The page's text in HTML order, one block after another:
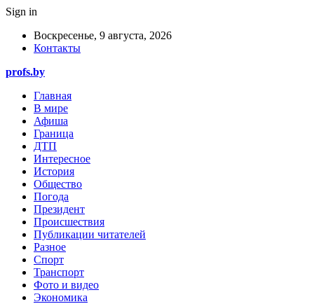
Sign in
Воскресенье, 9 августа, 2026
Контакты
profs.by
Главная
В мире
Афиша
Граница
ДТП
Интересное
История
Общество
Погода
Президент
Происшествия
Публикации читателей
Разное
Спорт
Транспорт
Фото и видео
Экономика